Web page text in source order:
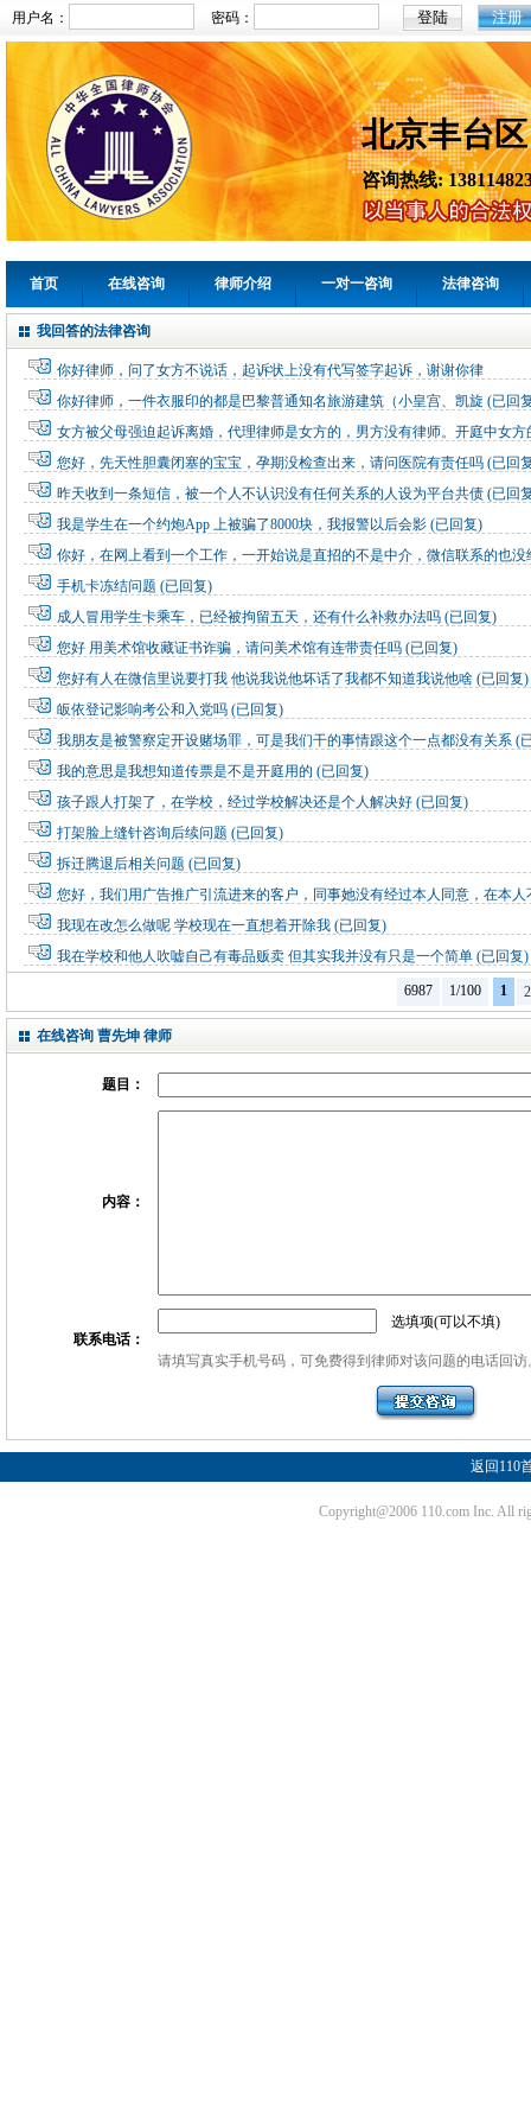
用户名： 密码： 注册
北京丰台
咨询热线:
首页 在线咨询 律师介绍 一对一咨询 法律咨询
我回答的法律咨询
你好律师，问了女方不说话，起诉状上没有代写签字起诉，谢谢你律
你好律师，一件衣服印的都是巴黎普通知名旅游建筑（小皇宫、凯旋 (已回
女方被父母强迫起诉离婚，代理律师是女方的，男方没有律师。开庭中女
您好，先天性胆囊闭塞的宝宝，孕期没检查出来，请问医院有责任吗 (已回
昨天收到一条短信，被一个人不认识没有任何关系的人设为平台共债 (已回
我是学生在一个约炮App 上被骗了8000块，我报警以后会影 (已回复)
你好，在网上看到一个工作，一开始说是直招的不是中介，微信联系的也没
手机卡冻结问题 (已回复)
成人冒用学生卡乘车，已经被拘留五天，还有什么补救办法吗 (已回复)
您好 用美术馆收藏证书诈骗，请问美术馆有连带责任吗 (已回复)
您好有人在微信里说要打我 他说我说他坏话了我都不知道我说他啥 (已回复)
皈依登记影响考公和入党吗 (已回复)
我朋友是被警察定开设赌场罪，可是我们干的事情跟这个一点都没有关系 (
我的意思是我想知道传票是不是开庭用的 (已回复)
孩子跟人打架了，在学校，经过学校解决还是个人解决好 (已回复)
打架脸上缝针咨询后续问题 (已回复)
拆迁腾退后相关问题 (已回复)
您好，我们用广告推广引流进来的客户，同事她没有经过本人同意，在本人
我现在改怎么做呢 学校现在一直想着开除我 (已回复)
我在学校和他人吹嘘自己有毒品贩卖 但其实我并没有只是一个简单 (已回复)
6987 1/100 1 2
在线咨询 曹先坤 律师
题目：
内容：
联系电话：
选填项(可以不填)
请填写真实手机号码，可免费得到律师对该问题的电话回访
返回110
Copyright@2006 110.com Inc. All